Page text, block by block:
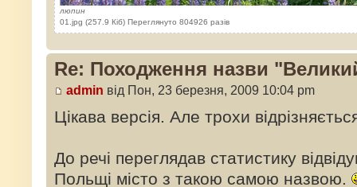
люпин
01.jpg (257.9 Кіб) Переглянуто 804926 разів
Re: Походження назви
admin від Пон, 23 березня, 2009 10:04 pm
Цікава версія. Але трохи
До речі переглядав статистику
Польщі місто з такою самою назвою.